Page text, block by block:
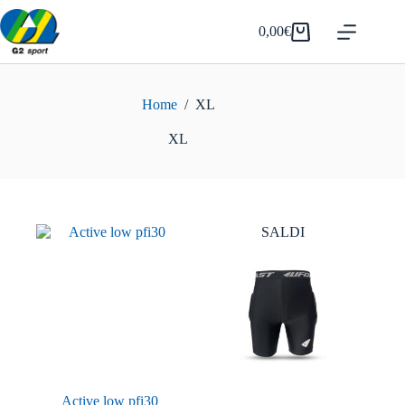
Salta
al
contenuto
Carrello
0,00€
Home / XL
XL
Active low pfi30
SALDI